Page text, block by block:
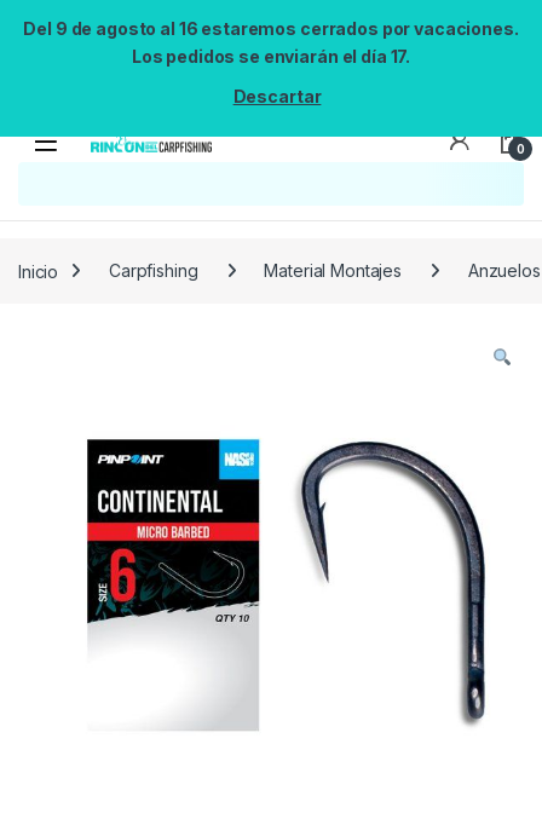
Del 9 de agosto al 16 estaremos cerrados por vacaciones.
Los pedidos se enviarán el día 17.
Descartar
0
Carpfishing Material Montajes Anzuelos